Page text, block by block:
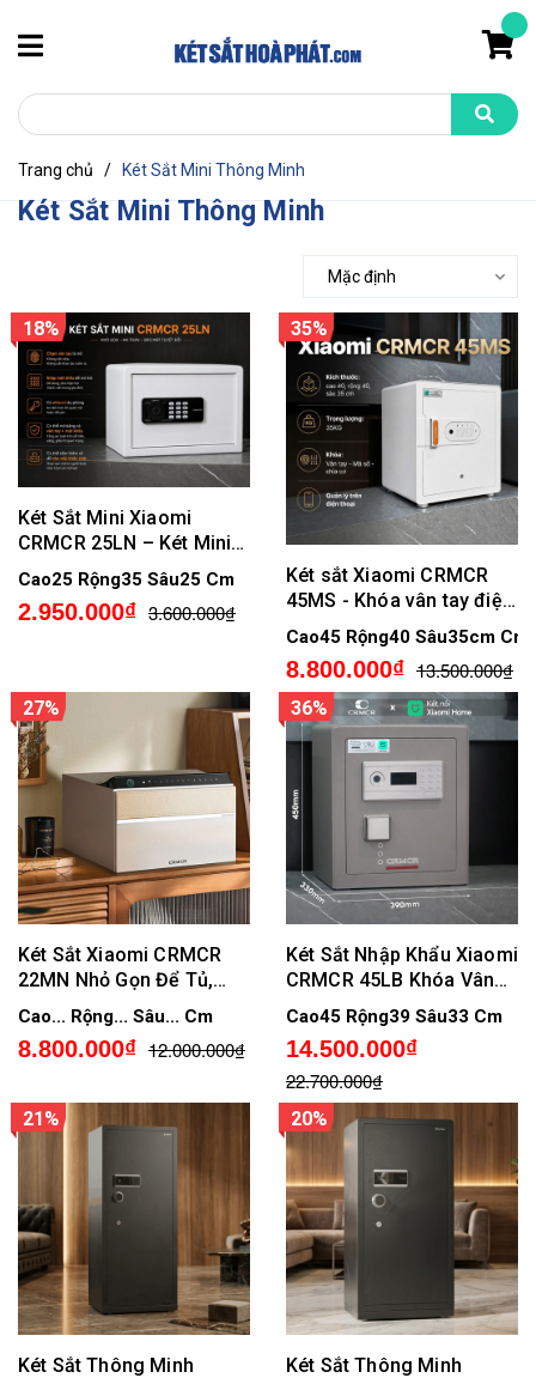
Trang chủ / Két Sắt Mini Thông Minh
Két Sắt Mini Thông Minh
Mặc định
18%
Két Sắt Mini Xiaomi
CRMCR 25LN – Két Mini
Premium Bảo Mật 5 Cách
Mở, Để Vừa A4, Chống Lộ
Mật Khẩu
Cao25 Rộng35 Sâu25 Cm
2.950.000₫ 3.600.000₫
35%
Két sắt Xiaomi CRMCR
45MS - Khóa vân tay điện
tử định danh người mở
Cao45 Rộng40 Sâu35cm Cm
8.800.000₫ 13.500.000₫
27%
Két Sắt Xiaomi CRMCR
22MN Nhỏ Gọn Để Tủ,
Khóa Vân Tay Điện Tử
Định Danh, Cảnh Báo
Trộm về Điện Thoại
Cao... Rộng... Sâu... Cm
8.800.000₫ 12.000.000₫
36%
Két Sắt Nhập Khẩu Xiaomi
CRMCR 45LB Khóa Vân
Tay Điện Tử Định Danh
Người Mở
Cao45 Rộng39 Sâu33 Cm
14.500.000₫
22.700.000₫
21%
Két Sắt Thông Minh
20%
Két Sắt Thông Minh